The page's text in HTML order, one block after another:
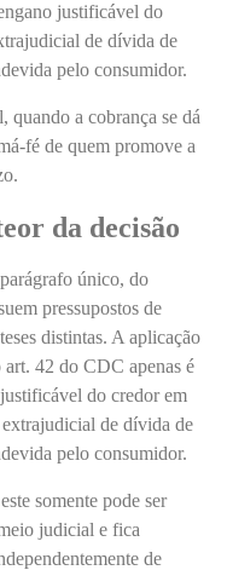
justificável do
de dívida de
pelo consumidor.
quando a cobrança se dá
fé de quem promove a
da decisão
único, do
pressupostos de
distintas. A aplicação
42 do CDC apenas é
do credor em
de dívida de
pelo consumidor.
somente pode ser
judicial e fica
de